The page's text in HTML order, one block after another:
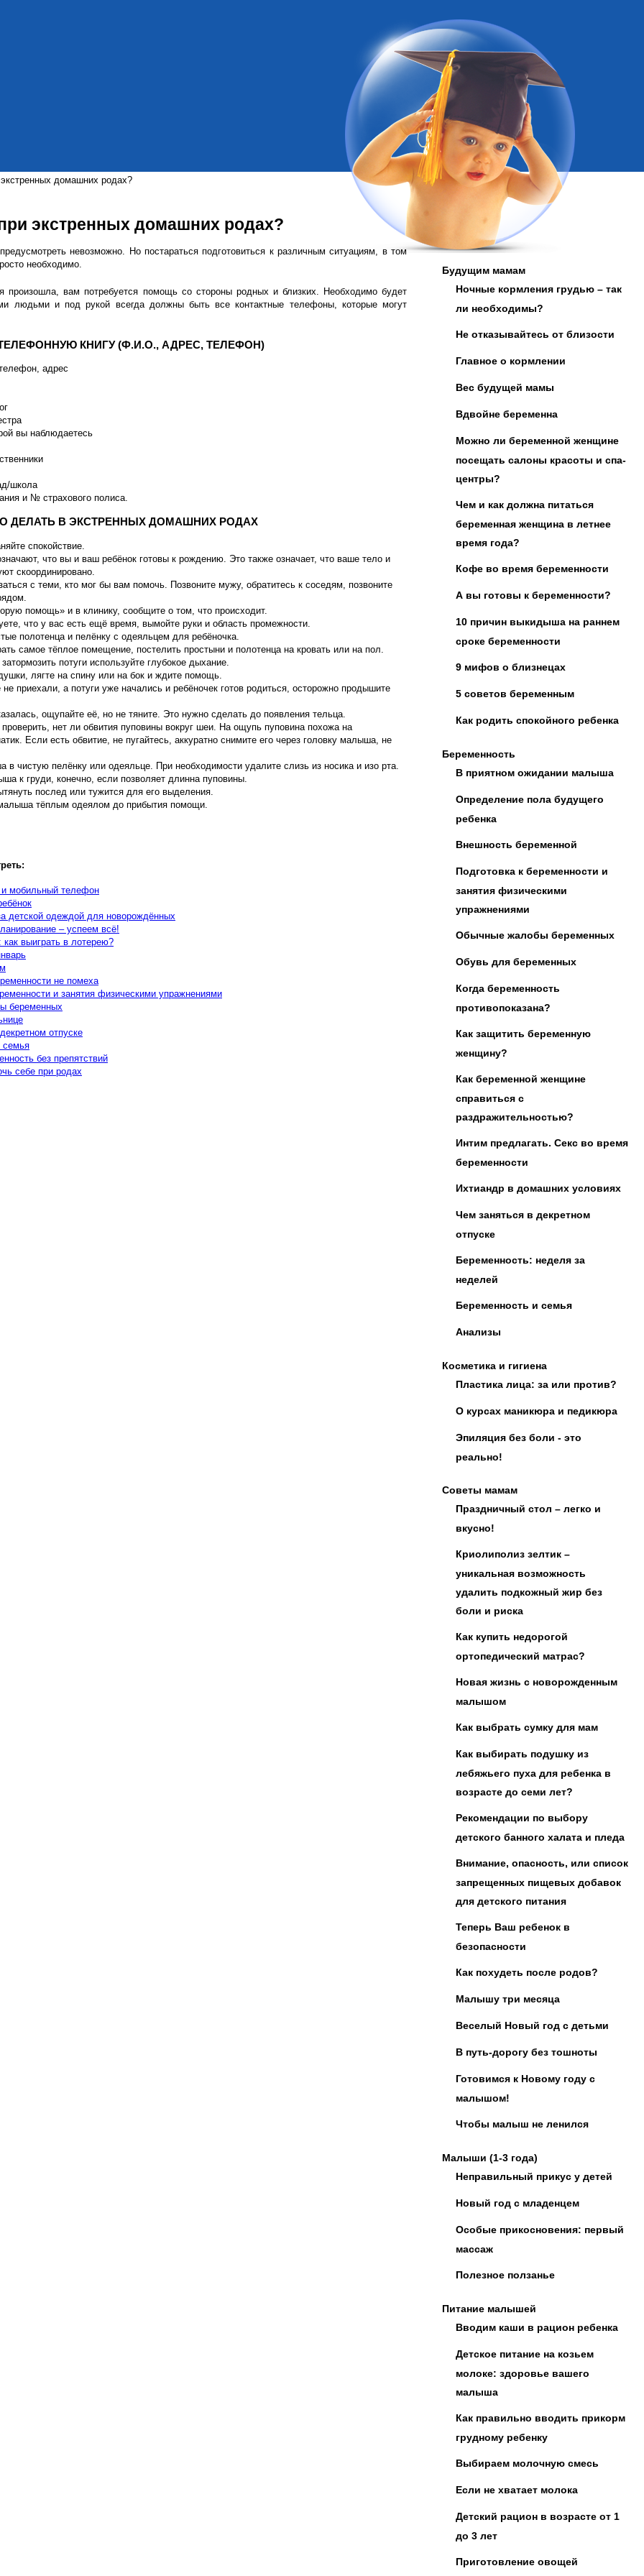
домашних родах?
Будущим мамам
Ночные кормления грудью – так
ли необходимы?
Не отказывайтесь от близости
Главное о кормлении
Вес будущей мамы
Вдвойне беременна
Можно ли беременной женщине
посещать салоны красоты и спа-
центры?
Чем и как должна питаться
беременная женщина в летнее
время года?
Кофе во время беременности
А вы готовы к беременности?
10 причин выкидыша на раннем
сроке беременности
9 мифов о близнецах
5 советов беременным
Как родить спокойного ребенка
Беременность
В приятном ожидании малыша
Определение пола будущего
ребенка
Внешность беременной
Подготовка к беременности и
занятия физическими
упражнениями
Обычные жалобы беременных
Обувь для беременных
Когда беременность
противопоказана?
Как защитить беременную
женщину?
Как беременной женщине
справиться с
раздражительностью?
Интим предлагать. Секс во время
беременности
Ихтиандр в домашних условиях
Чем заняться в декретном
отпуске
Беременность: неделя за
неделей
Беременность и семья
Анализы
Косметика и гигиена
Пластика лица: за или против?
О курсах маникюра и педикюра
Эпиляция без боли - это
реально!
Советы мамам
Праздничный стол – легко и
вкусно!
Криолиполиз зелтик –
уникальная возможность
удалить подкожный жир без
боли и риска
Как купить недорогой
ортопедический матрас?
Новая жизнь с новорожденным
малышом
Как выбрать сумку для мам
Как выбирать подушку из
лебяжьего пуха для ребенка в
возрасте до семи лет?
Рекомендации по выбору
детского банного халата и пледа
Внимание, опасность, или список
запрещенных пищевых добавок
для детского питания
Теперь Ваш ребенок в
безопасности
Как похудеть после родов?
Малышу три месяца
Веселый Новый год с детьми
В путь-дорогу без тошноты
Готовимся к Новому году с
малышом!
Чтобы малыш не ленился
Малыши (1-3 года)
Неправильный прикус у детей
Новый год с младенцем
Особые прикосновения: первый
массаж
Полезное ползанье
Питание малышей
Вводим каши в рацион ребенка
Детское питание на козьем
молоке: здоровье вашего
малыша
Как правильно вводить прикорм
грудному ребенку
Выбираем молочную смесь
Если не хватает молока
Детский рацион в возрасте от 1
до 3 лет
Приготовление овощей
экстренных домашних родах?
невозможно. Но постараться подготовиться к различным ситуациям, в том
необходимо.
произошла, вам потребуется помощь со стороны родных и близких. Необходимо будет
людьми и под рукой всегда должны быть все контактные телефоны, которые могут
КНИГУ (Ф.И.О., АДРЕС, ТЕЛЕФОН)
адрес
вы наблюдаетесь
школа
и № страхового полиса.
ДЕЛАТЬ В ЭКСТРЕННЫХ ДОМАШНИХ РОДАХ
спокойствие.
что вы и ваш ребёнок готовы к рождению. Это также означает, что ваше тело и
скоординировано.
с теми, кто мог бы вам помочь. Позвоните мужу, обратитесь к соседям, позвоните
помощь» и в клинику, сообщите о том, что происходит.
что у вас есть ещё время, вымойте руки и область промежности.
полотенца и пелёнку с одеяльцем для ребёночка.
самое тёплое помещение, постелить простыни и полотенца на кровать или на пол.
потуги используйте глубокое дыхание.
лягте на спину или на бок и ждите помощь.
приехали, а потуги уже начались и ребёночек готов родиться, осторожно продышите
ощупайте её, но не тяните. Это нужно сделать до появления тельца.
нет ли обвития пуповины вокруг шеи. На ощупь пуповина похожа на
Если есть обвитие, не пугайтесь, аккуратно снимите его через головку малыша, не
в чистую пелёнку или одеяльце. При необходимости удалите слизь из носика и изо рта.
к груди, конечно, если позволяет длинна пуповины.
послед или тужится для его выделения.
тёплым одеялом до прибытия помощи.
мобильный телефон
детской одеждой для новорождённых
– успеем всё!
выиграть в лотерею?
не помеха
и занятия физическими упражнениями
беременных
отпуске
семья
без препятствий
себе при родах